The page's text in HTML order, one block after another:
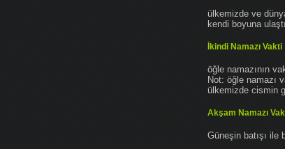
ülkemizde ve
kendi boyuna
İkindi Namazı Vakti
öğle namazının
Not: öğle namazı
ülkemizde cismin
Akşam Namazı
Güneşin batışı ile